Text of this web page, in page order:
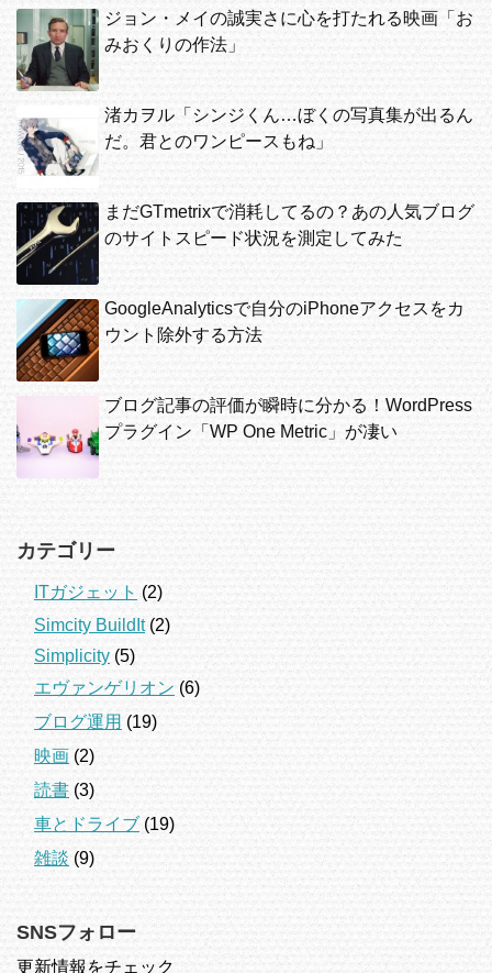
ジョン・メイの誠実さに心を打たれる映画「お
みおくりの作法」
渚カヲル「シンジくん…ぼくの写真集が出るん
だ。君とのワンピースもね」
まだGTmetrixで消耗してるの？あの人気ブログ
のサイトスピード状況を測定してみた
GoogleAnalyticsで自分のiPhoneアクセスをカ
ウント除外する方法
ブログ記事の評価が瞬時に分かる！WordPress
プラグイン「WP One Metric」が凄い
カテゴリー
ITガジェット (2)
Simcity BuildIt(2)
Simplicity (5)
エヴァンゲリオン (6)
ブログ運用 (19)
映画 (2)
読書 (3)
車とドライブ(19)
雑談 (9)
SNSフォロー
更新情報をチェック